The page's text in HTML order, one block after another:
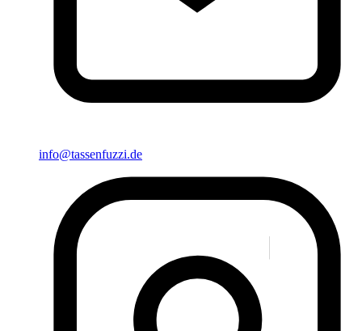
info@tassenfuzzi.de